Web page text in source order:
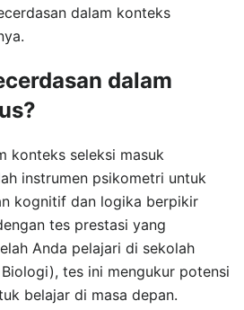
dalam konteks
dalam
konteks seleksi masuk
instrumen psikometri untuk
kognitif dan logika berpikir
tes prestasi yang
Anda pelajari di sekolah
tes ini mengukur potensi
belajar di masa depan.